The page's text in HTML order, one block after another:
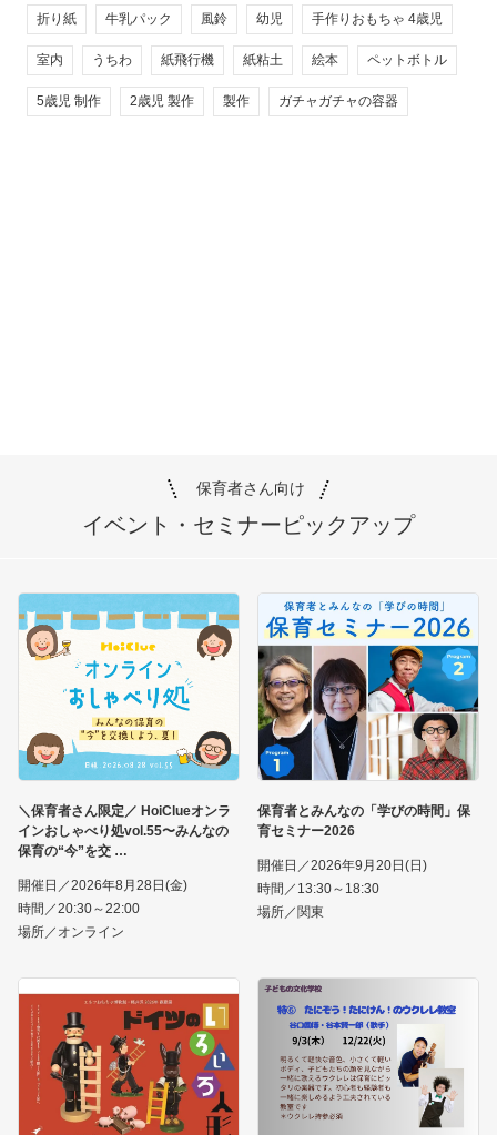
折り紙 牛乳パック 風鈴 幼児 手作りおもちゃ 4歳児
室内 うちわ 紙飛行機 紙粘土 絵本 ペットボトル
5歳児 制作 2歳児 製作 製作 ガチャガチャの容器
保育者さん向け
イベント・セミナーピックアップ
＼保育者さん限定／ HoiClueオンラ
インおしゃべり処vol.55〜みんなの
保育の“今”を交
開催日／2026年8月28日(金)
時間／20:30～22:00
場所／オンライン
保育者とみんなの「学びの時間」保
育セミナー2026
開催日／2026年9月20日(日)
時間／13:30～18:30
場所／関東